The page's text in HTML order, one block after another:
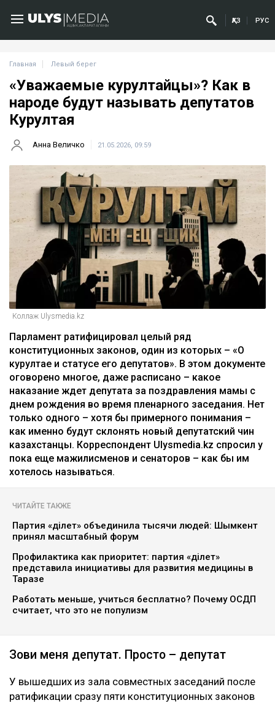
ҚАЗ РУС
Главная Левый берег
«Уважаемые курултайцы»? Как в
народе будут называть депутатов
Курултая
Анна Величко 21.05.2026, 09:59
Коллаж Ulysmedia.kz
Парламент ратифицировал целый ряд
конституционных законов, один из которых – «О
курултае и статусе его депутатов». В этом документе
оговорено многое, даже расписано – какое
наказание ждет депутата за поздравления мамы с
днем рождения во время пленарного заседания. Нет
только одного – хотя бы примерного понимания –
как именно будут склонять новый депутатский чин
казахстанцы. Корреспондент Ulysmedia.kz спросил у
пока еще мажилисменов и сенаторов – как бы им
хотелось называться.
ЧИТАЙТЕ ТАКЖЕ
Партия «Әділет» объединила тысячи людей: Шымкент
принял масштабный форум
Профилактика как приоритет: партия «Әділет»
представила инициативы для развития медицины в
Таразе
Работать меньше, учиться бесплатно? Почему ОСДП
считает, что это не популизм
Зови меня депутат. Просто – депутат
У вышедших из зала совместных заседаний после
ратификации сразу пяти конституционных законов